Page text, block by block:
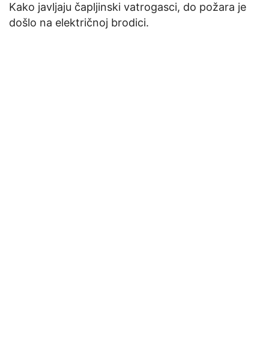
Kako javljaju čapljinski vatrogasci, do požara je
došlo na električnoj brodici.